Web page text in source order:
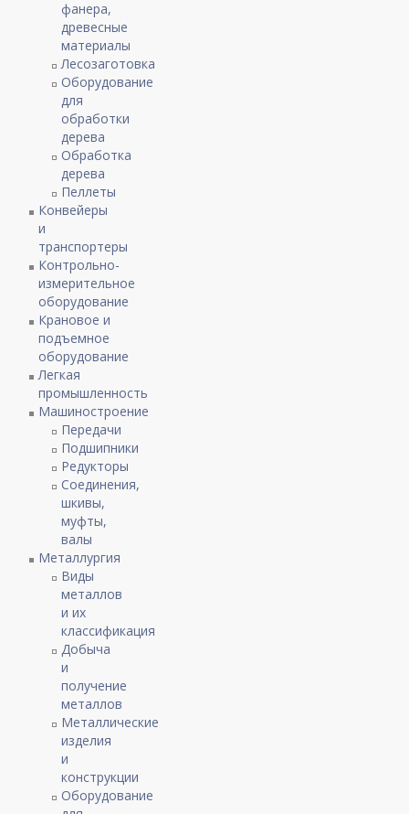
фанера,
древесные
материалы
Лесозаготовка
Оборудование
для
обработки
дерева
Обработка
дерева
Пеллеты
Конвейеры
и
транспортеры
Контрольно-
измерительное
оборудование
Крановое и
подъемное
оборудование
Легкая
промышленность
Машиностроение
Передачи
Подшипники
Редукторы
Соединения,
шкивы,
муфты,
валы
Металлургия
Виды
металлов
и их
классификация
Добыча
и
получение
металлов
Металлические
изделия
и
конструкции
Оборудование